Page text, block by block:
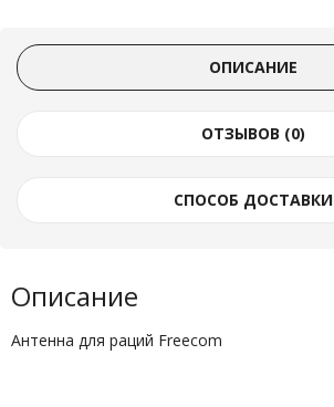
ОПИСАНИЕ
ОТЗЫВОВ (0)
СПОСОБ ДОСТАВКИ
Описание
Антенна для раций Freecom